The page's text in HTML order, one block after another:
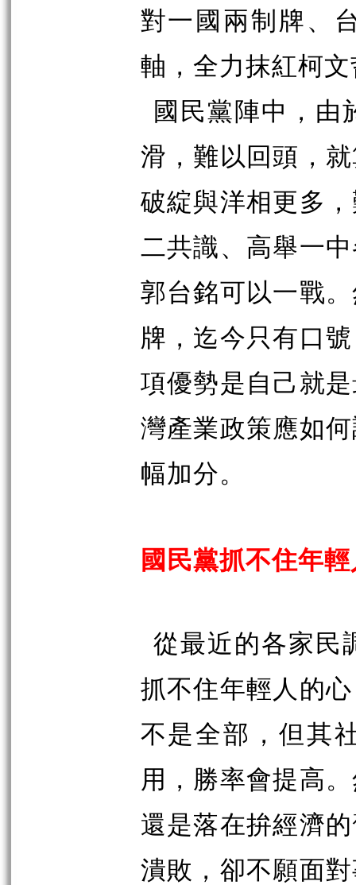
對一國兩制牌、
軸，全力抹紅柯
國民黨陣中，由
滑，難以回頭，
破綻與洋相更多
二共識、高舉一
郭台銘可以一戰
牌，迄今只有口
項優勢是自己就
灣產業政策應如
幅加分。
國民黨抓不住年
從最近的各家民
抓不住年輕人的
不是全部，但其
用，勝率會提高
還是落在拚經濟
潰敗，卻不願面